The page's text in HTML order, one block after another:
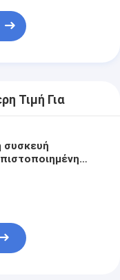
Τιμή Για
συσκευή
και στήθους - 5